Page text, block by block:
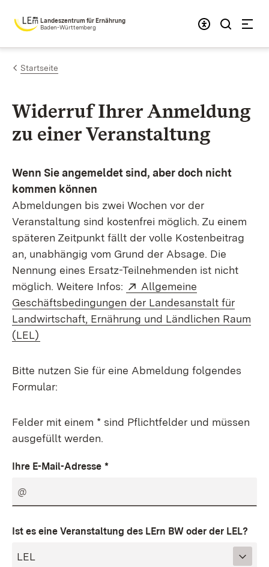
Zum Inhalt springen
Landeszentrum für Ernährung
Baden-Württemberg
Startseite
Widerruf Ihrer Anmeldung
zu einer Veranstaltung
Wenn Sie angemeldet sind, aber doch nicht
kommen können
Abmeldungen bis zwei Wochen vor der
Veranstaltung sind kostenfrei möglich. Zu einem
späteren Zeitpunkt fällt der volle Kostenbeitrag
an, unabhängig vom Grund der Absage. Die
Nennung eines Ersatz-Teilnehmenden ist nicht
möglich. Weitere Infos:
Extern:
Allgemeine
Geschäftsbedingungen der Landesanstalt für
Landwirtschaft, Ernährung und Ländlichen Raum
(LEL)
Bitte nutzen Sie für eine Abmeldung folgendes
Formular:
Felder mit einem * sind Pflichtfelder und müssen
ausgefüllt werden.
Ihre E-Mail-Adresse *
Ist es eine Veranstaltung des LErn BW oder der LEL?